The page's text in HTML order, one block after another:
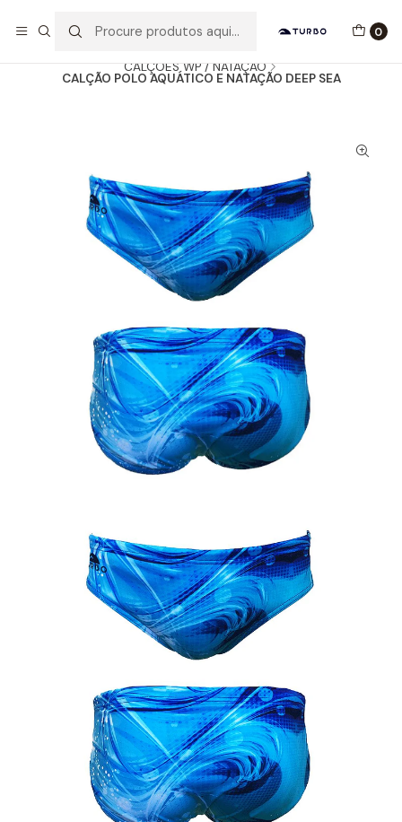
0
CALÇÕES WP / NATAÇÃO
CALÇÃO POLO AQUÁTICO E NATAÇÃO DEEP SEA